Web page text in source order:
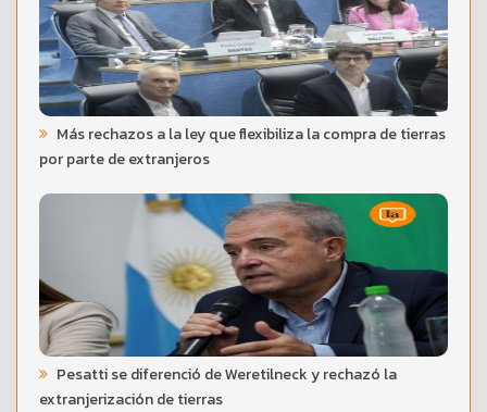
Más rechazos a la ley que flexibiliza la compra de tierras
por parte de extranjeros
Pesatti se diferenció de Weretilneck y rechazó la
extranjerización de tierras